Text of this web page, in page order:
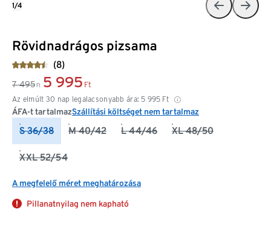
Rövidnadrágos pizsama
(8)
7 495 Ft 5 995 Ft
Az elmúlt 30 nap legalacsonyabb ára: 5 995 Ft
ÁFA-t tartalmazSzállítási költséget nem tartalmaz
S 36/38 M 40/42 L 44/46 XL 48/50
XXL 52/54
A megfelelő méret meghatározása
Pillanatnyilag nem kapható
1/4